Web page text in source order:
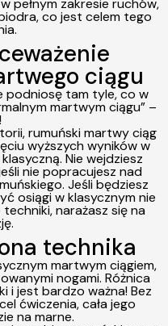
pełnym zakresie ruchów,
co jest celem tego
ciągu
podniosę tam tyle, co w
martwym ciągu” –
rumuński martwy ciąg
wyższych wyników w
Nie wejdziesz
nie popracujesz nad
Jeśli będziesz
osiągi w klasycznym nie
narażasz się na
technika
martwym ciągiem,
nogami. Różnica
i jest bardzo ważna! Bez
ćwiczenia, cała jego
na marne.